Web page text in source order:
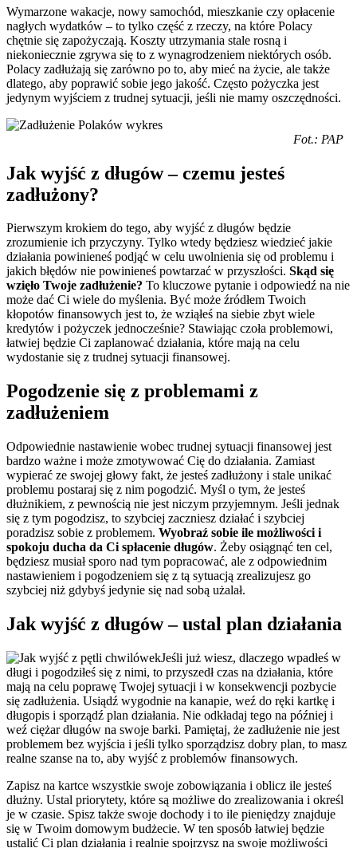
Wymarzone wakacje, nowy samochód, mieszkanie czy opłacenie
nagłych wydatków – to tylko część z rzeczy, na które Polacy
chętnie się zapożyczają. Koszty utrzymania stale rosną i
niekoniecznie zgrywa się to z wynagrodzeniem niektórych osób.
Polacy zadłużają się zarówno po to, aby mieć na życie, ale także
dlatego, aby poprawić sobie jego jakość. Często pożyczka jest
jedynym wyjściem z trudnej sytuacji, jeśli nie mamy oszczędności.
Fot.: PAP
Jak wyjść z długów – czemu jesteś
zadłużony?
Pierwszym krokiem do tego, aby wyjść z długów będzie
zrozumienie ich przyczyny. Tylko wtedy będziesz wiedzieć jakie
działania powinieneś podjąć w celu uwolnienia się od problemu i
jakich błędów nie powinieneś powtarzać w przyszłości. Skąd się
wzięło Twoje zadłużenie? To kluczowe pytanie i odpowiedź na nie
może dać Ci wiele do myślenia. Być może źródłem Twoich
kłopotów finansowych jest to, że wziąłeś na siebie zbyt wiele
kredytów i pożyczek jednocześnie? Stawiając czoła problemowi,
łatwiej będzie Ci zaplanować działania, które mają na celu
wydostanie się z trudnej sytuacji finansowej.
Pogodzenie się z problemami z
zadłużeniem
Odpowiednie nastawienie wobec trudnej sytuacji finansowej jest
bardzo ważne i może zmotywować Cię do działania. Zamiast
wypierać ze swojej głowy fakt, że jesteś zadłużony i stale unikać
problemu postaraj się z nim pogodzić. Myśl o tym, że jesteś
dłużnikiem, z pewnością nie jest niczym przyjemnym. Jeśli jednak
się z tym pogodzisz, to szybciej zaczniesz działać i szybciej
poradzisz sobie z problemem. Wyobraź sobie ile możliwości i
spokoju ducha da Ci spłacenie długów. Żeby osiągnąć ten cel,
będziesz musiał sporo nad tym popracować, ale z odpowiednim
nastawieniem i pogodzeniem się z tą sytuacją zrealizujesz go
szybciej niż gdybyś jedynie się nad sobą użalał.
Jak wyjść z długów – ustal plan działania
Jeśli już wiesz, dlaczego wpadłeś w
długi i pogodziłeś się z nimi, to przyszedł czas na działania, które
mają na celu poprawę Twojej sytuacji i w konsekwencji pozbycie
się zadłużenia. Usiądź wygodnie na kanapie, weź do ręki kartkę i
długopis i sporządź plan działania. Nie odkładaj tego na później i
weź ciężar długów na swoje barki. Pamiętaj, że zadłużenie nie jest
problemem bez wyjścia i jeśli tylko sporządzisz dobry plan, to masz
realne szanse na to, aby wyjść z problemów finansowych.
Zapisz na kartce wszystkie swoje zobowiązania i oblicz ile jesteś
dłużny. Ustal priorytety, które są możliwe do zrealizowania i określ
je w czasie. Spisz także swoje dochody i to ile pieniędzy znajduje
się w Twoim domowym budżecie. W ten sposób łatwiej będzie
ustalić Ci plan działania i realnie spojrzysz na swoje możliwości